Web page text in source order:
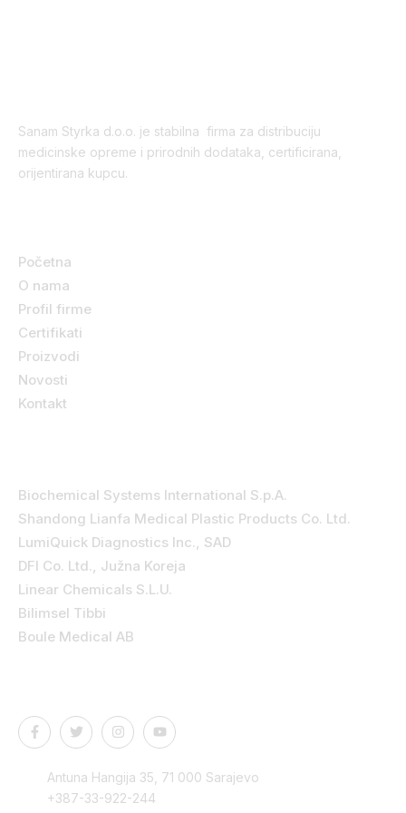
Sanam Styrka d.o.o. je stabilna firma za distribuciju
medicinske opreme i prirodnih dodataka, certificirana,
orijentirana kupcu.
Početna
O nama
Profil firme
Certifikati
Proizvodi
Novosti
Kontakt
Biochemical Systems International S.p.A.
Shandong Lianfa Medical Plastic Products Co. Ltd.
LumiQuick Diagnostics Inc., SAD
DFI Co. Ltd., Južna Koreja
Linear Chemicals S.L.U.
Bilimsel Tibbi
Boule Medical AB
Antuna Hangija 35, 71 000 Sarajevo
+387-33-922-244